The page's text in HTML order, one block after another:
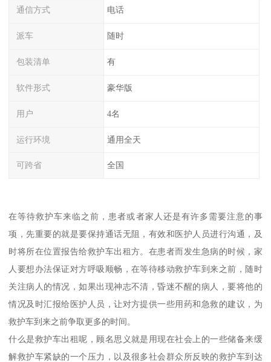
通信方式 电话
派车 随时
包装清单 有
软件形式 豪华版
用户 4名
运行环境 通用全天
可跨省 全国
在等待救护车来临之前，患者或者家人还是有许多需要注意的事
项，先重要的就是要保持通话无阻，有效和医护人员进行沟通，及
时将所在位置报告给救护车出租方。在患者而发生急病的时候，家
人要想办法保证对方呼吸顺畅，在等待移动救护车到来之前，随时
关注病人的情况，如果出现神志不清，昏迷不醒的病人，要将他的
情况及时汇报给医护人员，让对方提供一些用药和急救的建议，为
救护车到来之前争取更多的时间。
什么是救护车出租呢，顾名思义就是用现在社会上的一些储备来缓
解救护车紧缺的一个压力，以及很多社会群众所反映的救护车到达